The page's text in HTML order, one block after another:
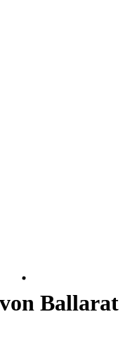
Ballarat